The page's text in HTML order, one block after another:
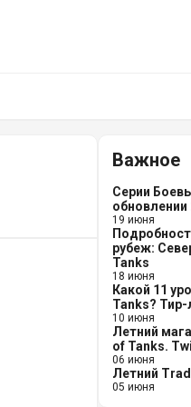
Важное
Серии
обновлении
19 июня
рубеж:
Tanks
18 июня
Какой 11
Tanks? Тир-
10 июня
Летний
of Tanks.
06 июня
Летний
05 июня